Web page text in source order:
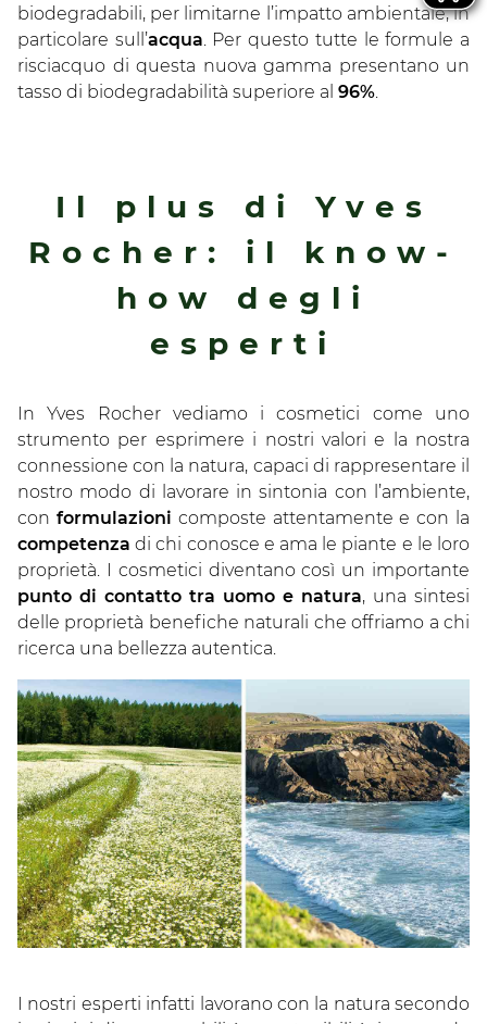
biodegradabili, per limitarne l’impatto ambientale, in
particolare sull’acqua. Per questo tutte le formule a
risciacquo di questa nuova gamma presentano un
tasso di biodegradabilità superiore al 96%.
Il plus di Yves
Rocher: il know-
how degli
esperti
In Yves Rocher vediamo i cosmetici come uno
strumento per esprimere i nostri valori e la nostra
connessione con la natura, capaci di rappresentare il
nostro modo di lavorare in sintonia con l’ambiente,
con formulazioni composte attentamente e con la
competenzadi chi conosce e ama le piante e le loro
proprietà. I cosmetici diventano così un importante
punto di contatto tra uomo e natura, una sintesi
delle proprietà benefiche naturali che offriamo a chi
ricerca una bellezza autentica.
I nostri esperti infatti lavorano con la natura secondo